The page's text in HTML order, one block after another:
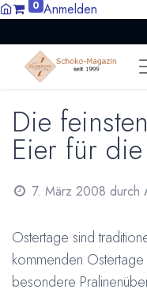
0 Anmelden
Die
Eier für
7. März 2008 durch
Ostertage sind
kommenden
besondere